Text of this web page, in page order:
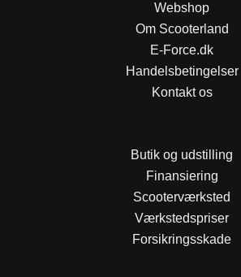
Webshop
Om Scooterland
E-Force.dk
Handelsbetingelser
Kontakt os
Butik og udstilling
Finansiering
Scooterværksted
Værkstedspriser
Forsikringsskade